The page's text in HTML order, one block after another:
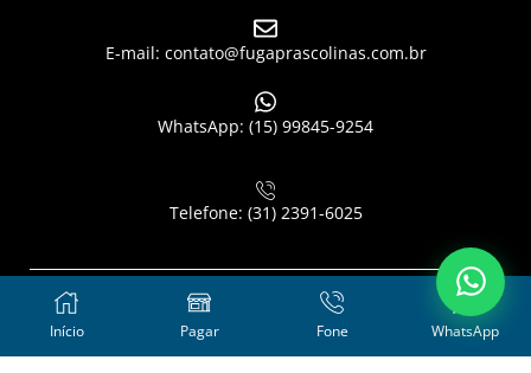
E-mail: contato@fugaprascolinas.com.br
WhatsApp: (15) 99845-9254
Telefone: (31) 2391-6025
🇧🇷 Fuga pras Colinas Consultoria em Tecnologia Ltda – E AI
BÃO?
Início Pagar Fone WhatsApp